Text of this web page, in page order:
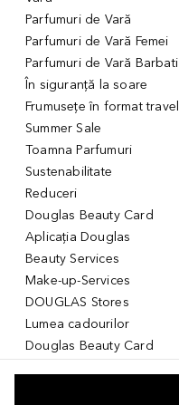
Parfumuri de Vară
Parfumuri de Vară Femei
Parfumuri de Vară Barbati
În siguranță la soare
Frumusețe în format travel
Summer Sale
Toamna Parfumuri
Sustenabilitate
Reduceri
Douglas Beauty Card
Aplicația Douglas
Beauty Services
Make-up-Services
DOUGLAS Stores
Lumea cadourilor
Douglas Beauty Card